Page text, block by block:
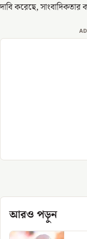
দাবি করেছে,
আরও পড়ুন